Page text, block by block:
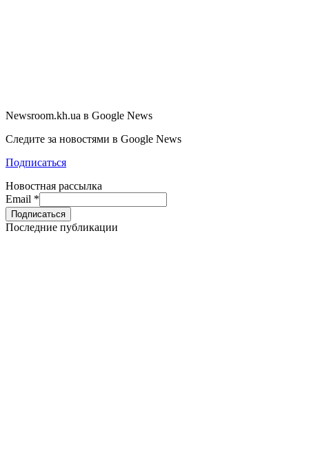
Newsroom.kh.ua в Google News
Следите за новостями в Google News
Подписаться
Новостная рассылка
Email *
Последние публикации